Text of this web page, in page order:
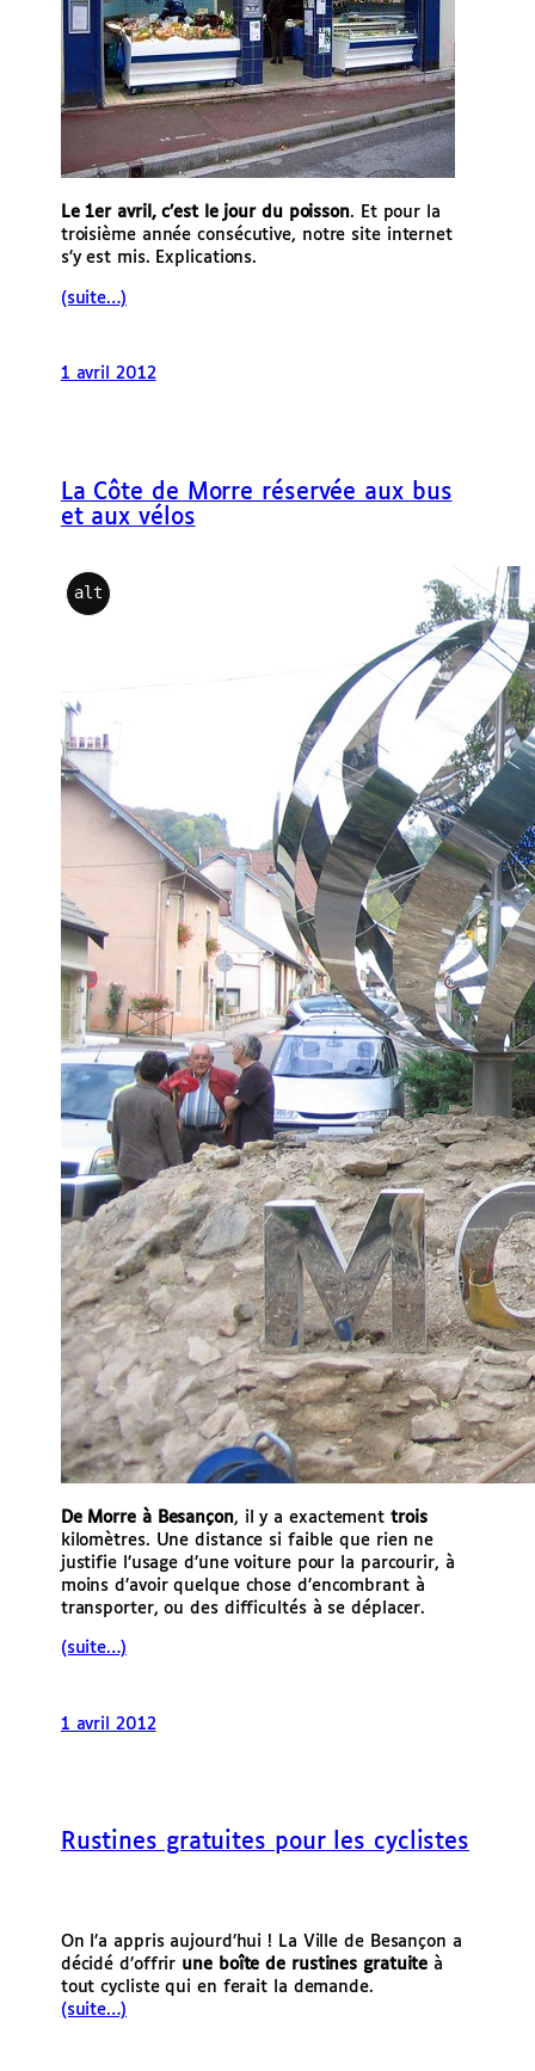
Le 1er avril, c’est le jour du poisson. Et pour la
troisième année consécutive, notre site internet
s’y est mis. Explications.
(suite…)
1 avril 2012
La Côte de Morre réservée aux bus
et aux vélos
alt
De Morre à Besançon, il y a exactement trois
kilomètres. Une distance si faible que rien ne
justifie l’usage d’une voiture pour la parcourir, à
moins d’avoir quelque chose d’encombrant à
transporter, ou des difficultés à se déplacer.
(suite…)
1 avril 2012
Rustines gratuites pour les cyclistes
On l’a appris aujourd’hui ! La Ville de Besançon a
décidé d’offrir une boîte de rustines gratuite à
tout cycliste qui en ferait la demande.
(suite…)